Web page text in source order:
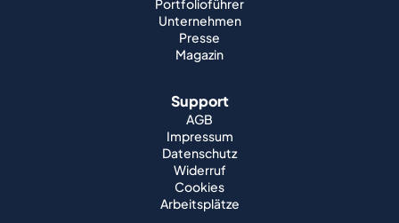
Portfolioführer
Unternehmen
Presse
Magazin
Support
AGB
Impressum
Datenschutz
Widerruf
Cookies
Arbeitsplätze